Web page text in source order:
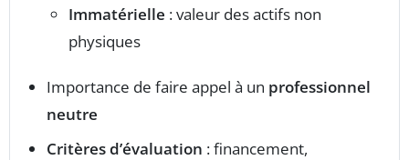
Immatérielle : valeur des actifs non
physiques
Importance de faire appel à un professionnel
neutre
Critères d’évaluation : financement,